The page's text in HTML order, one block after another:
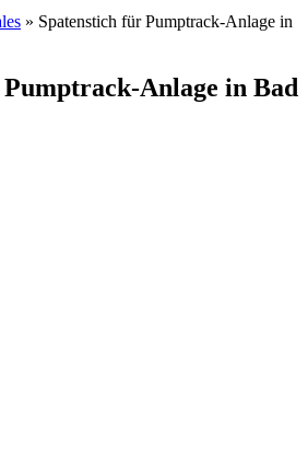
» Spatenstich für Pumptrack-Anlage in
Anlage in Bad